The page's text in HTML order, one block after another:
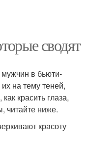
сводят
в бьюти-
на тему теней,
красить глаза,
читайте ниже.
красоту